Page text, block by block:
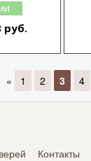
руб.
« 1 2 3 4
Контакты